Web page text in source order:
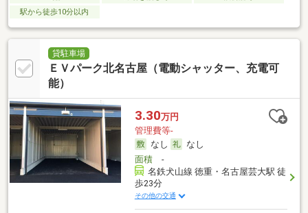
駅から徒歩10分以内
貸駐車場
ＥＶパーク北名古屋（電動シャッター、充電可
能）
3.30万円
管理費等-
なし
なし
面積-
名鉄犬山線 徳重・名古屋芸大駅 徒
歩23分
その他の交通